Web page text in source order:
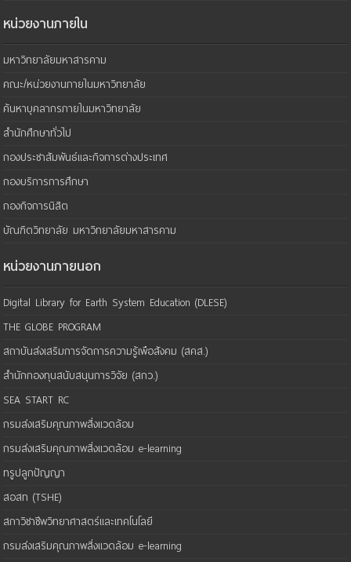
หน่วยงานภายใน
มหาวิทยาลัยมหาสารคาม
คณะ/หน่วยงานภายในมหาวิทยาลัย
ค้นหาบุคลากรภายในมหาวิทยาลัย
สำนักศึกษาทั่วไป
กองประชาสัมพันธ์และกิจการต่างประเทศ
กองบริการการศึกษา
กองกิจการนิสิต
บัณฑิตวิทยาลัย มหาวิทยาลัยมหาสารคาม
หน่วยงานภายนอก
Digital Library for Earth System Education (DLESE)
THE GLOBE PROGRAM
สถาบันส่งเสริมการจัดการความรู้เพือสังคม (สคส.)
สำนักกองทุนสนับสนุนการวิจัย (สกว.)
SEA START RC
กรมส่งเสริมคุณภาพสิ่งแวดล้อม
กรมส่งเสริมคุณภาพสิ่งแวดล้อม e-learning
ทรูปลูกปัญญา
สอสท (TSHE)
สภาวิชาชีพวิทยาศาสตร์และเทคโนโลยี
กรมส่งเสริมคุณภาพสิ่งแวดล้อม e-learning